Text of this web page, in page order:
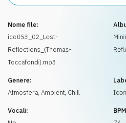
Info
Richiedi musica
Nome file:
ico053_02_Lost-
Reflections_(Thomas-
Toccafondi).mp3
Genere:
Atmosfera, Ambient, Chill
Vocali: